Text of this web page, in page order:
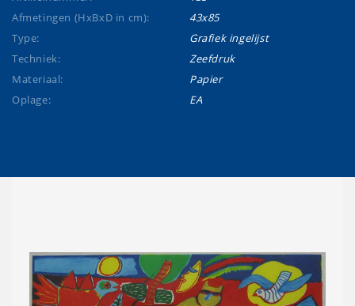
Afmetingen (HxBxD in cm):
43x85
Type:
Grafiek ingelijst
Techniek:
Zeefdruk
Materiaal:
Papier
Oplage:
EA